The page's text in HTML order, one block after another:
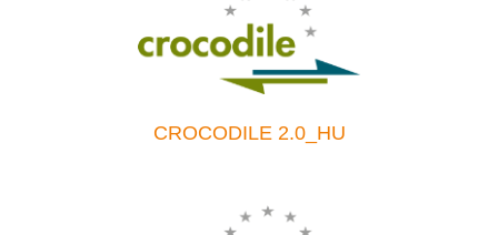
CROCODILE 2.0_HU